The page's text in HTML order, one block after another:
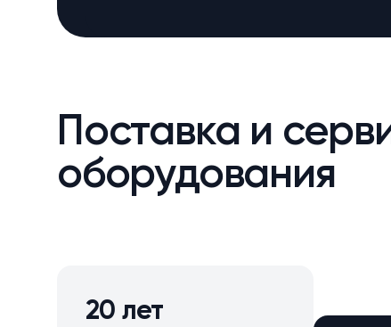
Поставка и
оборудования
20 лет